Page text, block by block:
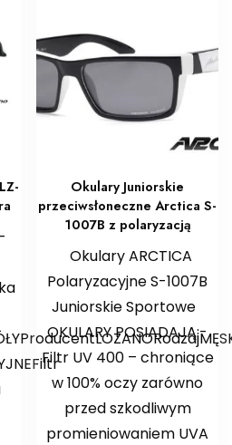
Okulary Juniorskie
przeciwsłoneczne Arctica S-
1007B z polaryzacją
Okulary ARCTICA
Polaryzacyjne S-1007B
Juniorskie Sportowe
OKULARY POSIADAJĄ:-
Filtr UV 400 – chroniące
w 100% oczy zarówno
przed szkodliwym
promieniowaniem UVA